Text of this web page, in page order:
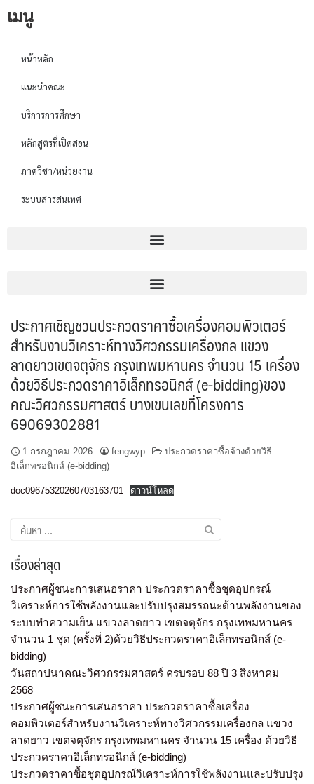
เมนู
หน้าหลัก
แนะนำคณะ
บริการการศึกษา
หลักสูตรที่เปิดสอน
ภาควิชา/หน่วยงาน
ระบบสารสนเทศ
ประกาศเชิญชวนประกวดราคาซื้อเครื่องคอมพิวเตอร์
สำหรับงานวิเคราะห์ทางวิศวกรรมเครื่องกล แขวง
ลาดยาวเขตจตุจักร กรุงเทพมหานคร จำนวน 15 เครื่อง
ด้วยวิธีประกวดราคาอิเล็กทรอนิกส์ (e-bidding)ของ
คณะวิศวกรรมศาสตร์ บางเขนเลขที่โครงการ
69069302881
1 กรกฎาคม 2026 fengwyp
ประกวดราคาซื้อจ้างด้วยวิธี
อิเล็กทรอนิกส์ (e-bidding)
doc09675320260703163701 ดาวน์โหลด
เรื่องล่าสุด
ประกาศผู้ชนะการเสนอราคา ประกวดราคาซื้อชุดอุปกรณ์
วิเคราะห์การใช้พลังงานและปรับปรุงสมรรถนะด้านพลังงานของ
ระบบทำความเย็น แขวงลาดยาว เขตจตุจักร กรุงเทพมหานคร
จำนวน 1 ชุด (ครั้งที่ 2)ด้วยวิธีประกวดราคาอิเล็กทรอนิกส์ (e-
bidding)
วันสถาปนาคณะวิศวกรรมศาสตร์ ครบรอบ 88 ปี 3 สิงหาคม
2568
ประกาศผู้ชนะการเสนอราคา ประกวดราคาซื้อเครื่อง
คอมพิวเตอร์สำหรับงานวิเคราะห์ทางวิศวกรรมเครื่องกล แขวง
ลาดยาว เขตจตุจักร กรุงเทพมหานคร จำนวน 15 เครื่อง ด้วยวิธี
ประกวดราคาอิเล็กทรอนิกส์ (e-bidding)
ประกวดราคาซื้อชุดอุปกรณ์วิเคราะห์การใช้พลังงานและปรับปรุง